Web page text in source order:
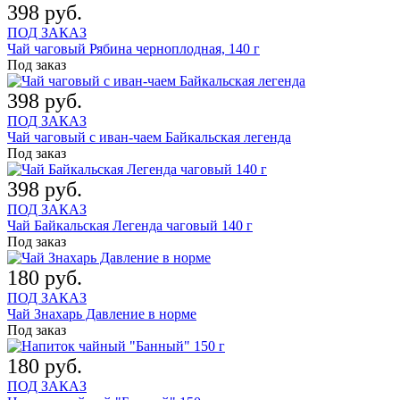
398 руб.
ПОД ЗАКАЗ
Чай чаговый Рябина черноплодная, 140 г
Под заказ
398 руб.
ПОД ЗАКАЗ
Чай чаговый с иван-чаем Байкальская легенда
Под заказ
398 руб.
ПОД ЗАКАЗ
Чай Байкальская Легенда чаговый 140 г
Под заказ
180 руб.
ПОД ЗАКАЗ
Чай Знахарь Давление в норме
Под заказ
180 руб.
ПОД ЗАКАЗ